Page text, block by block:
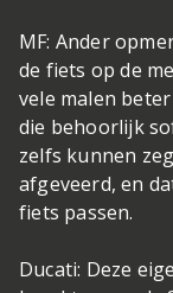
MF: Ander
de fiets op de
vele malen
die behoorlijk
zelfs kunnen
afgeveerd, en
fiets passen.
Ducati: Deze